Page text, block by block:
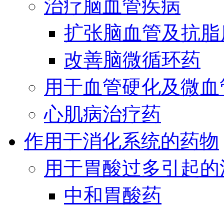
治疗脑血管疾病
扩张脑血管及抗
改善脑微循环药
用于血管硬化及微
心肌病治疗药
作用于消化系统的药物
用于胃酸过多引起
中和胃酸药